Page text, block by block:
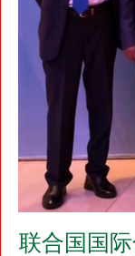
联合国国